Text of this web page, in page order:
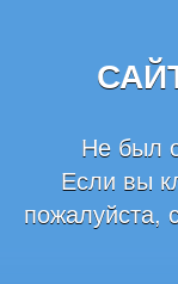
Не был
Если вы
пожалуйста,